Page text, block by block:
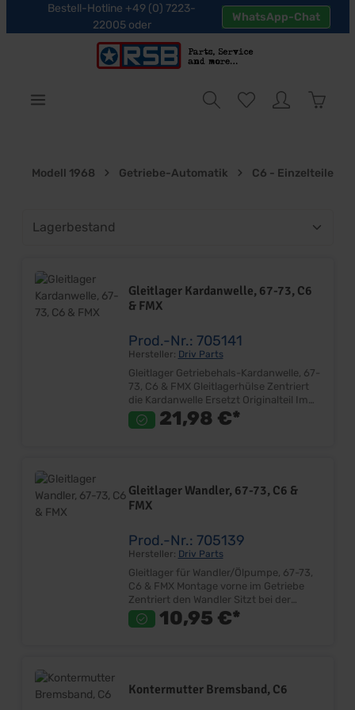
Bestell-Hotline +49 (0) 7223-
22005 oder
WhatsApp-Chat
Modell 1968 Getriebe-Automatik C6 - Einzelteile
Gleitlager Kardanwelle, 67-73, C6
& FMX
Prod.-Nr.: 705141
Hersteller: Driv Parts
Gleitlager Getriebehals-Kardanwelle, 67-
73, C6 & FMX Gleitlagerhülse Zentriert
die Kardanwelle Ersetzt Originalteil Im
Getriebehals eingepresst Lieferumfang:
Stück Preis: Pro Stück Einbauort: 21,98 €*
Gleitlager Wandler, 67-73, C6 &
FMX
Prod.-Nr.: 705139
Hersteller: Driv Parts
Gleitlager für Wandler/Ölpumpe, 67-73,
C6 & FMX Montage vorne im Getriebe
Zentriert den Wandler Sitzt bei der
Ölpumpe Ersetzt Originalteil Sehr gute
Qualität Lieferumfang: Stück Preis: Pro10,95 €*
Kontermutter Bremsband, C6